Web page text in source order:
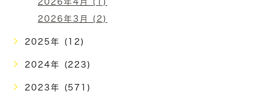
2026年3月 (2)
2025年 (12)
2024年 (223)
2023年 (571)